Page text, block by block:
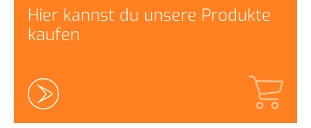
Hier kannst du unsere Produkte
kaufen